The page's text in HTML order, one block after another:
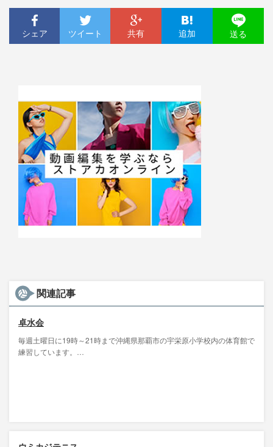
シェア ツイート 共有 追加 送る
関連記事
卓水会
毎週土曜日に19時～21時まで沖縄県那覇市の宇栄原小学校内の体育館で
練習しています。…